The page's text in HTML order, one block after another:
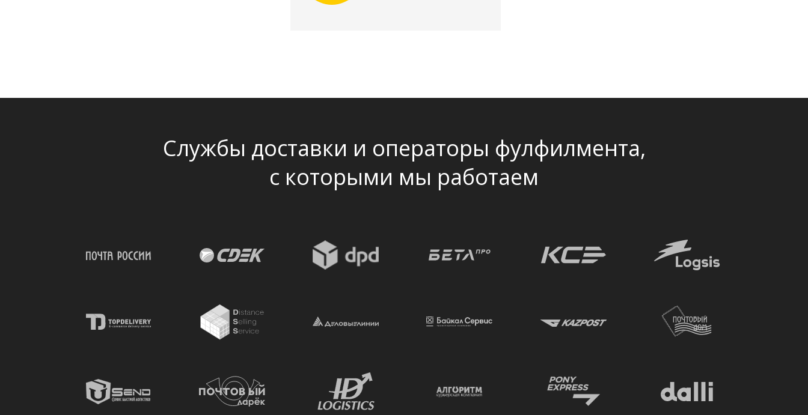
Службы доставки и операторы фулфилмента,
с которыми мы работаем